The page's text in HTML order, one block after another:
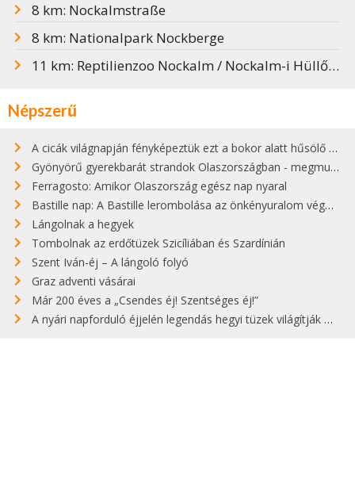
8 km: Nockalmstraße
8 km: Nationalpark Nockberge
11 km: Reptilienzoo Nockalm / Nockalm-i Hüllőpark
Népszerű
A cicák világnapján fényképeztük ezt a bokor alatt hűsölő cicát Kisorosziban
Gyönyörű gyerekbarát strandok Olaszországban - megmutatjuk a 15 legjobbat
Ferragosto: Amikor Olaszország egész nap nyaral
Bastille nap: A Bastille lerombolása az önkényuralom végét jelentette
Lángolnak a hegyek
Tombolnak az erdőtüzek Szicíliában és Szardínián
Szent Iván-éj – A lángoló folyó
Graz adventi vásárai
Már 200 éves a „Csendes éj! Szentséges éj!”
A nyári napforduló éjjelén legendás hegyi tüzek világítják meg Zugspitzét